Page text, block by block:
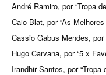
André Ramiro, por “Tropa
Caio Blat, por “As
Cassio Gabus Mendes, por
Hugo Carvana, por “5 x
Irandhir Santos, por “Tropa